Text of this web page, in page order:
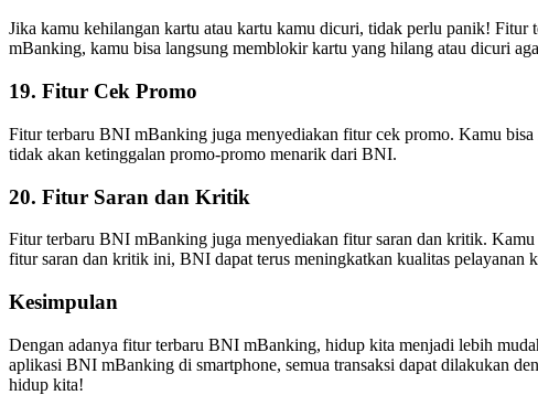
Jika kamu kehilangan kartu atau kartu kamu dicuri, tidak perlu panik!
mBanking, kamu bisa langsung memblokir kartu yang hilang atau dicuri
19. Fitur Cek Promo
Fitur terbaru BNI mBanking juga menyediakan fitur cek promo. Kamu
tidak akan ketinggalan promo-promo menarik dari BNI.
20. Fitur Saran dan Kritik
Fitur terbaru BNI mBanking juga menyediakan fitur saran dan kritik.
fitur saran dan kritik ini, BNI dapat terus meningkatkan kualitas pelayanan
Kesimpulan
Dengan adanya fitur terbaru BNI mBanking, hidup kita menjadi lebih
aplikasi BNI mBanking di smartphone, semua transaksi dapat dilakukan
hidup kita!